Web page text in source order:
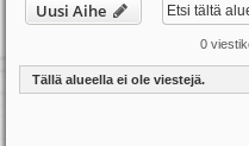
Uusi Aihe
0
Tällä alueella ei ole viestejä.